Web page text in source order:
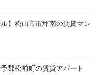
ル】松山市市坪南の賃貸マン
郡松前町の賃貸アパート